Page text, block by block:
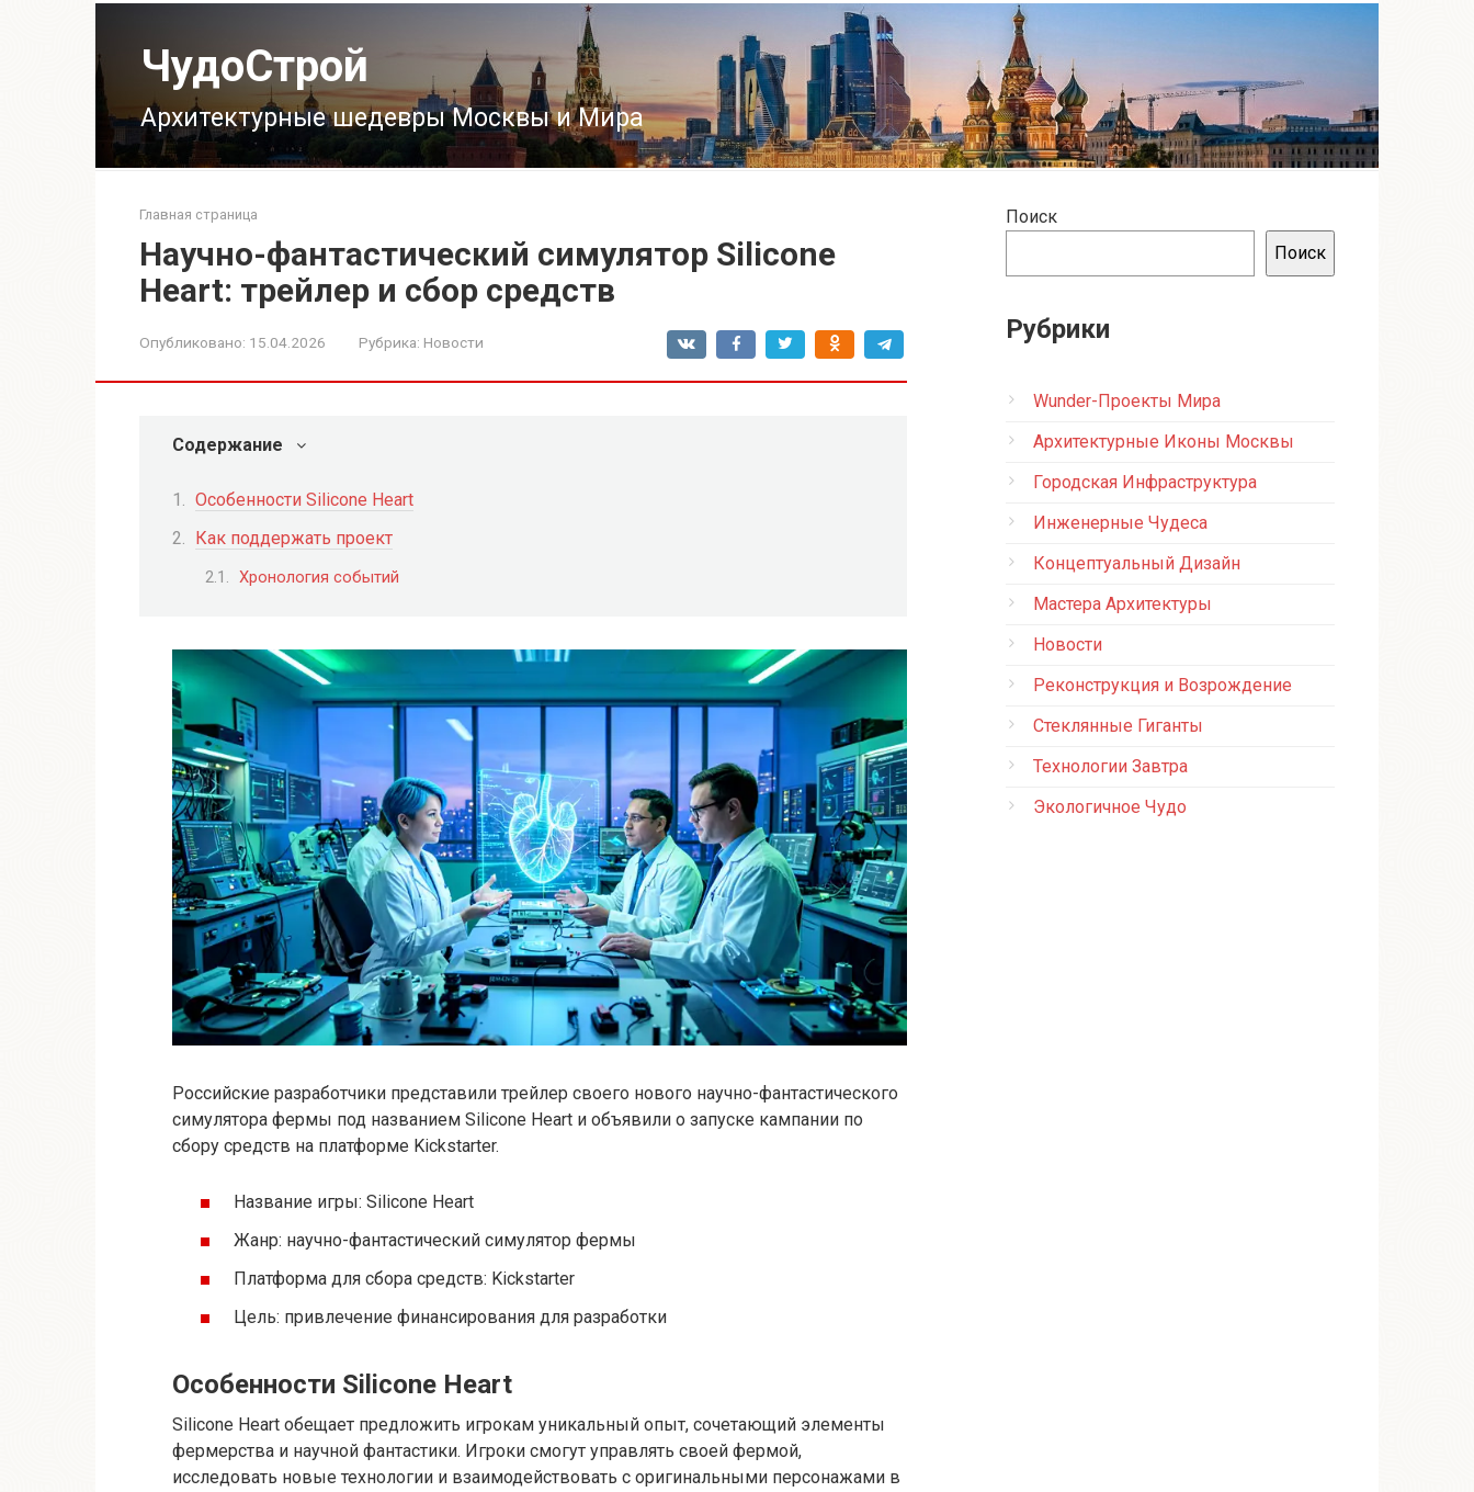
ЧудоСтрой
Архитектурные шедевры Москвы и Мира
Главная страница
Научно-фантастический симулятор Silicone
Heart: трейлер и сбор средств
Опубликовано: 15.04.2026 Рубрика: Новости
Содержание
Особенности Silicone Heart
Как поддержать проект
Хронология событий
Российские разработчики представили трейлер своего нового научно-фантастического
симулятора фермы под названием Silicone Heart и объявили о запуске кампании по
сбору средств на платформе Kickstarter.
Название игры: Silicone Heart
Жанр: научно-фантастический симулятор фермы
Платформа для сбора средств: Kickstarter
Цель: привлечение финансирования для разработки
Особенности Silicone Heart
Silicone Heart обещает предложить игрокам уникальный опыт, сочетающий элементы
фермерства и научной фантастики. Игроки смогут управлять своей фермой,
исследовать новые технологии и взаимодействовать с оригинальными персонажами в
Поиск
Поиск
Рубрики
Wunder-Проекты Мира
Архитектурные Иконы Москвы
Городская Инфраструктура
Инженерные Чудеса
Концептуальный Дизайн
Мастера Архитектуры
Новости
Реконструкция и Возрождение
Стеклянные Гиганты
Технологии Завтра
Экологичное Чудо